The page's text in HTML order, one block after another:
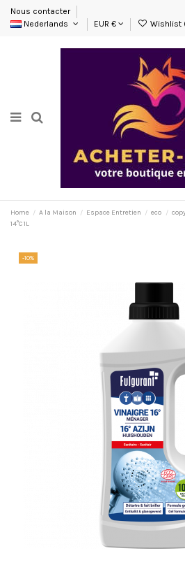
Nous contacter
Nederlands
EUR € Wishlist
Home A la Maison Espace Entretien eco
14°C 1L
-10%